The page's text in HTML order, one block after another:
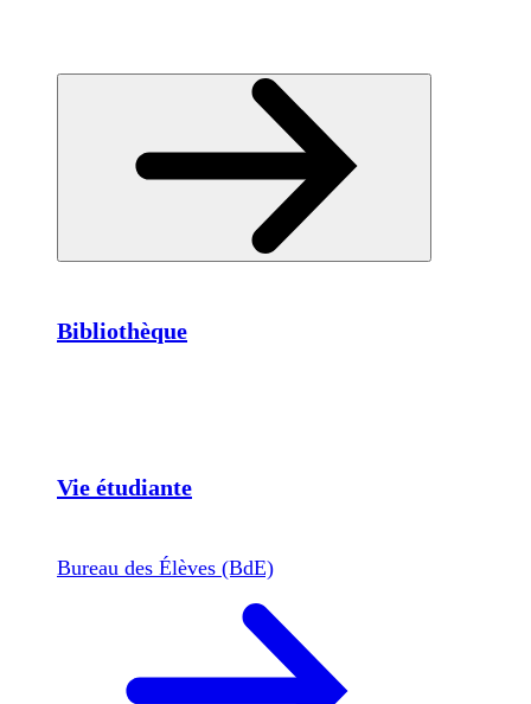
Bibliothèque
Vie étudiante
Bureau des Élèves (BdE)